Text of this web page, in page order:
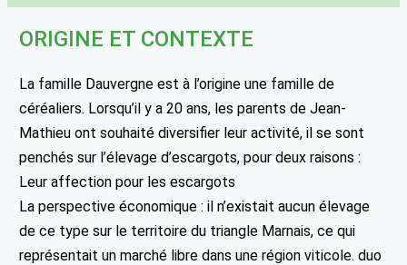
ORIGINE ET CONTEXTE
La famille Dauvergne est à l’origine une famille de
céréaliers. Lorsqu’il y a 20 ans, les parents de Jean-
Mathieu ont souhaité diversifier leur activité, il se sont
penchés sur l’élevage d’escargots, pour deux raisons :
Leur affection pour les escargots
La perspective économique : il n’existait aucun élevage
de ce type sur le territoire du triangle Marnais, ce qui
représentait un marché libre dans une région viticole. duo